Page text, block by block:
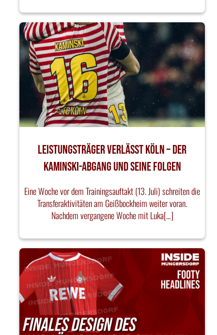
Leistungsträger verlässt Köln – Der
Kaminski-Abgang und seine Folgen
Eine Woche vor dem Trainingsauftakt (13. Juli) schreiten die
Transferaktivitäten am Geißbockheim weiter voran.
Nachdem vergangene Woche mit Luka[…]